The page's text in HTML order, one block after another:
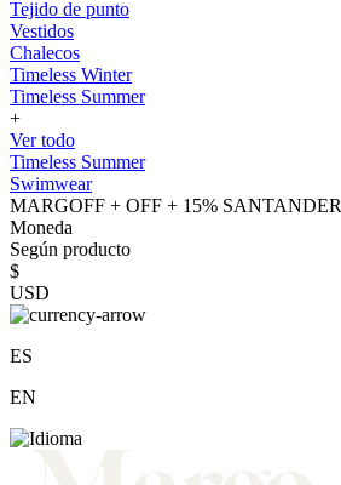
Tejido de punto
Vestidos
Chalecos
Timeless Winter
Timeless Summer
+
Ver todo
Timeless Summer
Swimwear
MARGOFF + OFF + 15% SANTANDER
Moneda
Según producto
$
USD
ES
EN